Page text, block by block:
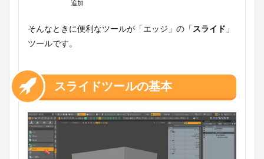
追加
そんなときに便利なツールが「エッジ」の「 スライド 」
ツールです。
スライドツールの基本